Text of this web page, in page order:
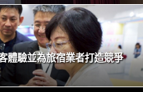
體驗並為旅宿業者打造競爭